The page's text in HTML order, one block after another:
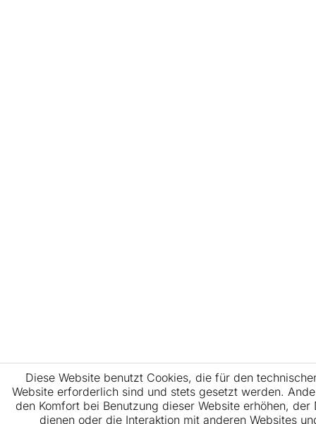
Diese Website benutzt Cookies, die für den
Website erforderlich sind und stets gesetzt werden.
den Komfort bei Benutzung dieser Website erhöhen, der
dienen oder die Interaktion mit anderen Websites